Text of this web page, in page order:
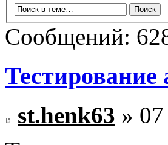
Сообщений:
Тестирование
st.henk63 »